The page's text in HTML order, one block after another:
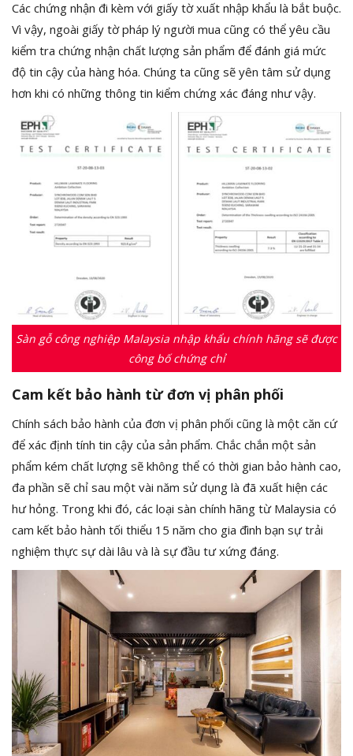
Các chứng nhận đi kèm với giấy tờ xuất nhập khẩu là bắt buộc.
Vì vậy, ngoài giấy tờ pháp lý người mua cũng có thể yêu cầu
kiểm tra chứng nhận chất lượng sản phẩm để đánh giá mức
độ tin cậy của hàng hóa. Chúng ta cũng sẽ yên tâm sử dụng
hơn khi có những thông tin kiểm chứng xác đáng như vậy.
Sàn gỗ công nghiệp Malaysia nhập khẩu chính hãng sẽ được
công bố chứng chỉ
Cam kết bảo hành từ đơn vị phân phối
Chính sách bảo hành của đơn vị phân phối cũng là một căn cứ
để xác định tính tin cậy của sản phẩm. Chắc chắn một sản
phẩm kém chất lượng sẽ không thể có thời gian bảo hành cao,
đa phần sẽ chỉ sau một vài năm sử dụng là đã xuất hiện các
hư hỏng. Trong khi đó, các loại sàn chính hãng từ Malaysia có
cam kết bảo hành tối thiểu 15 năm cho gia đình bạn sự trải
nghiệm thực sự dài lâu và là sự đầu tư xứng đáng.